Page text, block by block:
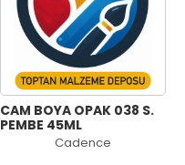
CAM BOYA OPAK 038 S.
PEMBE 45ML
Cadence